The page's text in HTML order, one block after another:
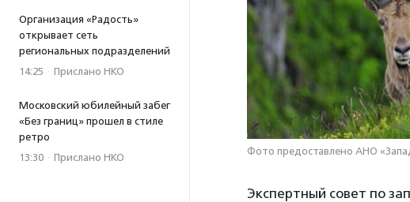
Организация «Радость»
открывает сеть
региональных подразделений
14:25 · Прислано НКО
Московский юбилейный забег
«Без границ» прошел в стиле
ретро
13:30 · Прислано НКО
Фото предоставлено АНО
Экспертный совет по